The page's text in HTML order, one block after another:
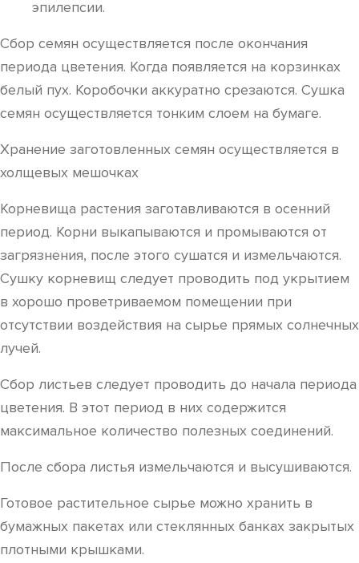
эпилепсии.
Сбор семян осуществляется после окончания
периода цветения. Когда появляется на корзинках
белый пух. Коробочки аккуратно срезаются. Сушка
семян осуществляется тонким слоем на бумаге.
Хранение заготовленных семян осуществляется в
холщевых мешочках
Корневища растения заготавливаются в осенний
период. Корни выкапываются и промываются от
загрязнения, после этого сушатся и измельчаются.
Сушку корневищ следует проводить под укрытием
в хорошо проветриваемом помещении при
отсутствии воздействия на сырье прямых солнечных
лучей.
Сбор листьев следует проводить до начала периода
цветения. В этот период в них содержится
максимальное количество полезных соединений.
После сбора листья измельчаются и высушиваются.
Готовое растительное сырье можно хранить в
бумажных пакетах или стеклянных банках закрытых
плотными крышками.